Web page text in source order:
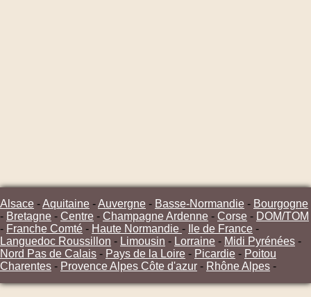
Alsace -Aquitaine -Auvergne - Basse-Normandie - Bourgogne
- Bretagne - Centre - Champagne Ardenne - Corse - DOM/TOM
- Franche Comté - Haute Normandie - Ile de France -
Languedoc Roussillon - Limousin - Lorraine - Midi Pyrénées -
Nord Pas de Calais - Pays de la Loire - Picardie - Poitou
Charentes - Provence Alpes Côte d'azur - Rhône Alpes -